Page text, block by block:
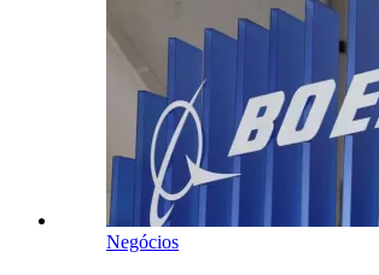
Negócios